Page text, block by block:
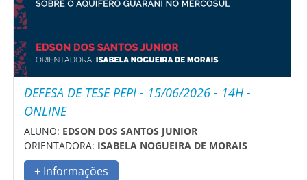
DEFESA DE TESE PEPI - 15/06/2026 - 14H -
ONLINE
ALUNO: EDSON DOS SANTOS JUNIOR
ORIENTADORA: ISABELA NOGUEIRA DE MORAIS
+ Informações